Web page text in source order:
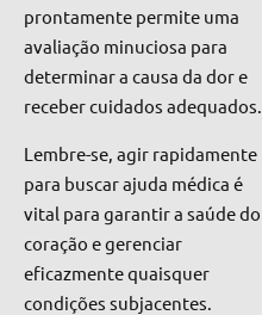
prontamente permite uma
avaliação minuciosa para
determinar a causa da dor e
receber cuidados adequados.
Lembre-se, agir rapidamente
para buscar ajuda médica é
vital para garantir a saúde do
coração e gerenciar
eficazmente quaisquer
condições subjacentes.